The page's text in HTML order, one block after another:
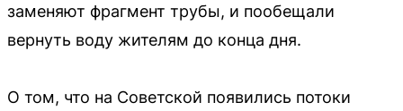
заменяют фрагмент трубы, и пообещали
вернуть воду жителям до конца дня.
О том, что на Советской появились потоки